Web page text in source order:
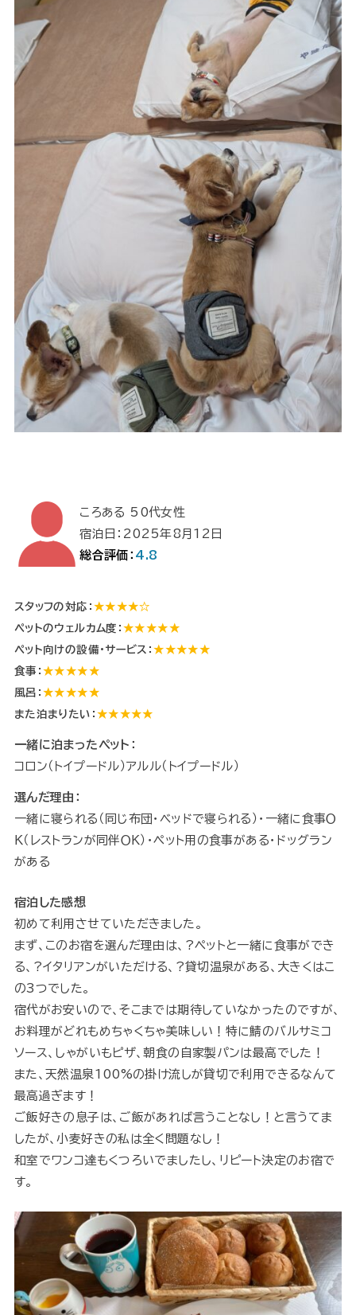
ころある 50代女性
宿泊日：2025年8月12日
総合評価： 4.8
スタッフの対応： ★★★★☆
ペットのウェルカム度：★★★★★
ペット向けの設備・サービス：★★★★★
食事：★★★★★
風呂：★★★★★
また泊まりたい： ★★★★★
一緒に泊まったペット：
コロン（トイプードル）アルル（トイプードル）
選んだ理由：
一緒に寝られる（同じ布団・ベッドで寝られる）・一緒に食事Ｏ
Ｋ（レストランが同伴ＯＫ）・ペット用の食事がある・ドッグラン
がある
宿泊した感想
初めて利用させていただきました。
まず、このお宿を選んだ理由は、?ペットと一緒に食事ができ
る、?イタリアンがいただける、?貸切温泉がある、大きくはこ
の3つでした。
宿代がお安いので、そこまでは期待していなかったのですが、
お料理がどれもめちゃくちゃ美味しい！特に鯖のバルサミコ
ソース、しゃがいもピザ、朝食の自家製パンは最高でした！
また、天然温泉100%の掛け流しが貸切で利用できるなんて
最高過ぎます！
ご飯好きの息子は、ご飯があれば言うことなし！と言うてま
したが、小麦好きの私は全く問題なし！
和室でワンコ達もくつろいでましたし、リピート決定のお宿で
す。